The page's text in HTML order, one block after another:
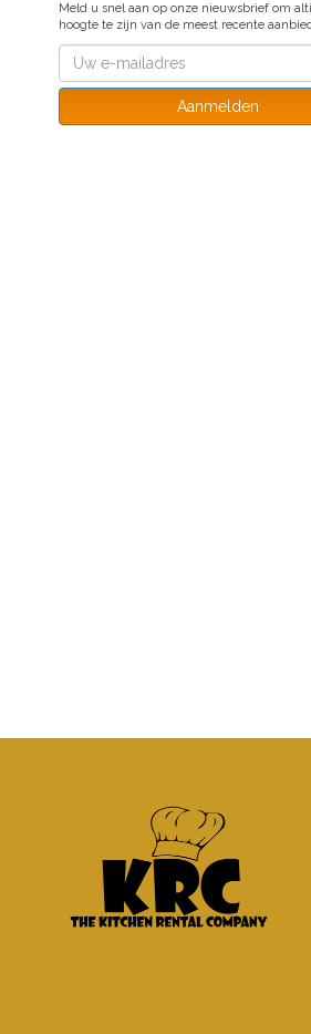
Meld u snel aan op onze nieuwsbrief om
hoogte te zijn van de meest recente
Aanmelden